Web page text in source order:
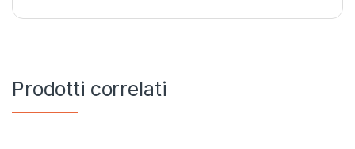
Prodotti correlati